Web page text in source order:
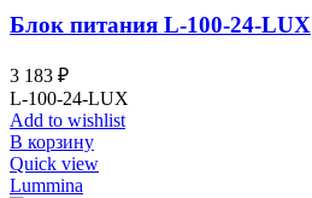
Блок питания L-100-24-LUX
3 183 ₽
L-100-24-LUX
Add to wishlist
В корзину
Quick view
Lummina